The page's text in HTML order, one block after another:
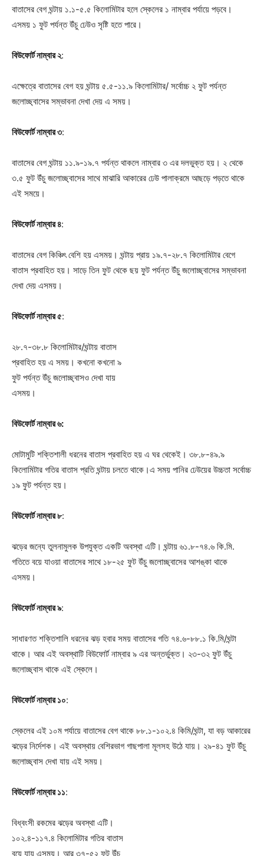
বাতাসের বেগ ঘন্টায় ১.১-৫.৫ কিলোমিটার হলে স্কেলের ১ নাম্বার পর্যায়ে পড়বে।
এসময় ১ ফুট পর্যন্ত উঁচু ঢেউও সৃষ্টি হতে পারে।
বিউফোর্ট নাম্বার ২:
এক্ষেত্রে বাতাসের বেগ হয় ঘন্টায় ৫.৫-১১.৯ কিলোমিটার/ সর্বোচ্চ ২ ফুট পর্যন্ত
জলোচ্ছ্বাসের সম্ভাবনা দেখা দেয় এ সময়।
বিউফোর্ট নাম্বার ৩:
বাতাসের বেগ ঘন্টায় ১১.৯-১৯.৭ পর্যন্ত থাকলে নাম্বার ৩ এর দলভুক্ত হয়। ২ থেকে
৩.৫ ফুট উঁচু জলোচ্ছ্বাসের সাথে মাঝারি আকারের ঢেউ পালাক্রমে আছড়ে পড়তে থাকে
এই সময়ে।
বিউফোর্ট নাম্বার ৪:
বাতাসের বেগ কিঞ্চিৎ বেশি হয় এসময়। ঘন্টায় প্রায় ১৯.৭-২৮.৭ কিলোমিটার বেগে
বাতাস প্রবাহিত হয়। সাড়ে তিন ফুট থেকে ছয় ফুট পর্যন্ত উঁচু জলোচ্ছ্বাসের সম্ভাবনা
দেখা দেয় এসময়।
বিউফোর্ট নাম্বার ৫:
২৮.৭-৩৮.৮ কিলোমিটার/ঘন্টায় বাতাস
প্রবাহিত হয় এ সময়। কখনো কখনো ৯
ফুট পর্যন্ত উঁচু জলোচ্ছ্বাসও দেখা যায়
এসময়।
বিউফোর্ট নাম্বার ৬:
মোটামুটি শক্তিশালী ধরনের বাতাস প্রবাহিত হয় এ ঘর থেকেই। ৩৮.৮-৪৯.৯
কিলোমিটার গতির বাতাস প্রতি ঘন্টায় চলতে থাকে।এ সময় পানির ঢেউয়ের উচ্চতা সর্বোচ্চ
১৯ ফুট পর্যন্ত হয়।
বিউফোর্ট নাম্বার ৮:
ঝড়ের জন্যে তুলনামুলক উপযুক্ত একটি অবস্থা এটি। ঘন্টায় ৬১.৮-৭৪.৬ কি.মি.
গতিতে বয়ে যাওয়া বাতাসের সাথে ১৮-২৫ ফুট উঁচু জলোচ্ছ্বাসের আশঙ্কা থাকে
এসময়।
বিউফোর্ট নাম্বার ৯:
সাধারণত শক্তিশালি ধরনের ঝড় হবার সময় বাতাসের গতি ৭৪.৬-৮৮.১ কি.মি/ঘন্টা
থাকে। আর এই অবস্থাটি বিউফোর্ট নাম্বার ৯ এর অন্তর্ভুক্ত। ২৩-৩২ ফুট উঁচু
জলোচ্ছ্বাস থাকে এই স্কেলে।
বিউফোর্ট নাম্বার ১০:
স্কেলের এই ১০ম পর্যায়ে বাতাসের বেগ থাকে ৮৮.১-১০২.৪ কিমি/ঘন্টা, যা বড় আকারের
ঝড়ের নির্দেশক। এই অবস্থায় বেশিরভাগ গাছপালা মূলসহ উঠে যায়। ২৯-৪১ ফুট উঁচু
জলোচ্ছ্বাস দেখা যায় এই সময়।
বিউফোর্ট নাম্বার ১১:
বিধ্বংসী রকমের ঝড়ের অবস্থা এটি।
১০২.৪-১১৭.৪ কিলোমিটার গতির বাতাস
বয়ে যায় এসময়। আর ৩৭-৫২ ফুট উঁচু